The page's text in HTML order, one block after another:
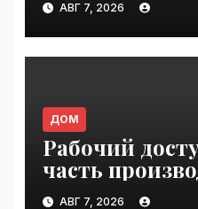
2026 года:
переходу |
АВГ 7, 2026
ДОМ
Рабочий
часть
VseTime.ru
АВГ 7, 2026